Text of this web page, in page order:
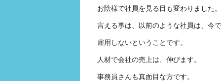
お陰様で社員を見る目も変わりました。
言える事は、以前のような社員は、今
雇用しないということです。
人材で会社の売上は、伸びます。
事務員さんも真面目な方です。